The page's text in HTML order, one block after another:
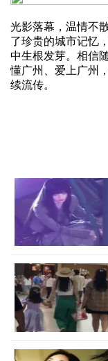
光影落幕，温情不
了珍贵的城市记忆
中生根发芽。相信
懂广州、爱上广州
续流传。